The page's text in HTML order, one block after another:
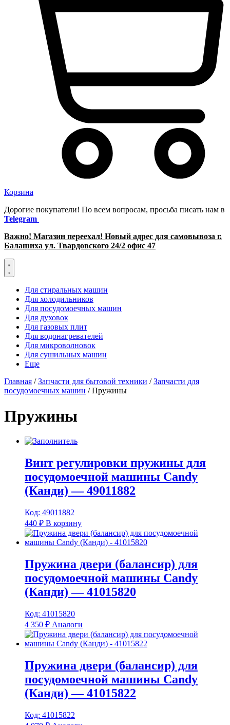
Корзина
Дорогие покупатели! По всем вопросам, просьба писать нам в
Telegram
Важно! Магазин переехал! Новый адрес для самовывоза г.
Балашиха ул. Твардовского 24/2 офис 47
Для стиральных машин
Для холодильников
Для посудомоечных машин
Для духовок
Для газовых плит
Для водонагревателей
Для микроволновок
Для сушильных машин
Еще
Главная /Запчасти для бытовой техники /Запчасти для
посудомоечных машин / Пружины
Пружины
Винт регулировки пружины для
посудомоечной машины Candy
(Канди) — 49011882
Код: 49011882
440 ₽ В корзину
Пружина двери (балансир) для
посудомоечной машины Candy
(Канди) — 41015820
Код: 41015820
4 350 ₽ Аналоги
Пружина двери (балансир) для
посудомоечной машины Candy
(Канди) — 41015822
Код: 41015822